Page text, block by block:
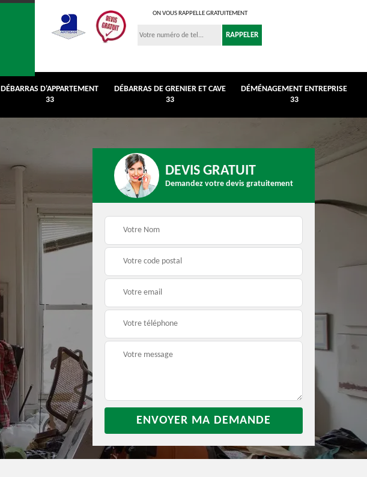
ON VOUS RAPPELLE GRATUITEMENT
DÉBARRAS D'APPARTEMENT
33
DÉBARRAS DE GRENIER ET CAVE
33
DÉMÉNAGEMENT ENTREPRISE
33
Débarras de grenier et
cave 33
Déménagement
Débarras de maison
DEVIS GRATUIT
Demandez votre devis gratuitement